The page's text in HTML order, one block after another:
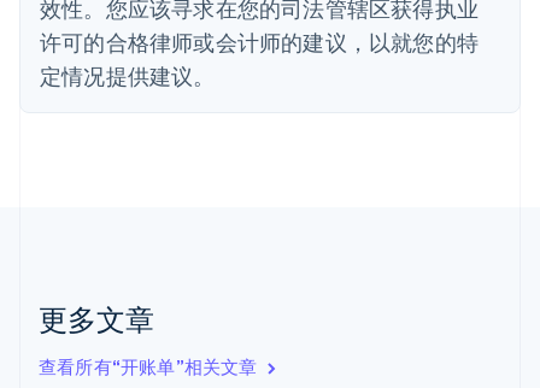
效性。您应该寻求在您的司法管辖区获得执业
许可的合格律师或会计师的建议，以就您的特
定情况提供建议。
更多文章
查看所有“开账单”相关文章
德国
Deutsch English
法国
FrançaisEnglish
芬兰
克罗地亚
EnglishItaliano
拉脱维亚
English